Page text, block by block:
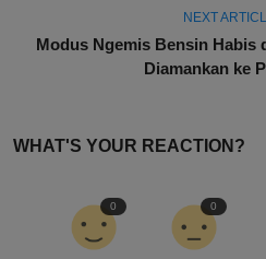
NEXT
Modus Ngemis Bensin Habis
Diamankan ke
WHAT'S YOUR REACTION?
0 0